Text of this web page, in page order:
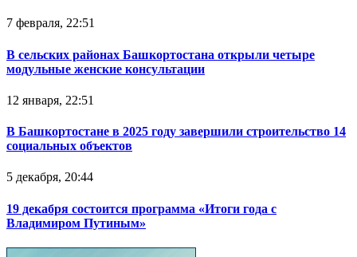
7 февраля, 22:51
В сельских районах Башкортостана открыли четыре
модульные женские консультации
12 января, 22:51
В Башкортостане в 2025 году завершили строительство 14
социальных объектов
5 декабря, 20:44
19 декабря состоится программа «Итоги года с
Владимиром Путиным»